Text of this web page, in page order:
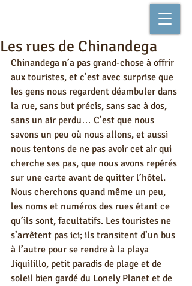
Les rues de Chinandega
Chinandega n’a pas grand-chose à offrir
aux touristes, et c’est avec surprise que
les gens nous regardent déambuler dans
la rue, sans but précis, sans sac à dos,
sans un air perdu… C’est que nous
savons un peu où nous allons, et aussi
nous tentons de ne pas avoir cet air qui
cherche ses pas, que nous avons repérés
sur une carte avant de quitter l’hôtel.
Nous cherchons quand même un peu,
les noms et numéros des rues étant ce
qu’ils sont, facultatifs. Les touristes ne
s’arrêtent pas ici; ils transitent d’un bus
à l’autre pour se rendre à la playa
Jiquilillo, petit paradis de plage et de
soleil bien gardé du Lonely Planet et de